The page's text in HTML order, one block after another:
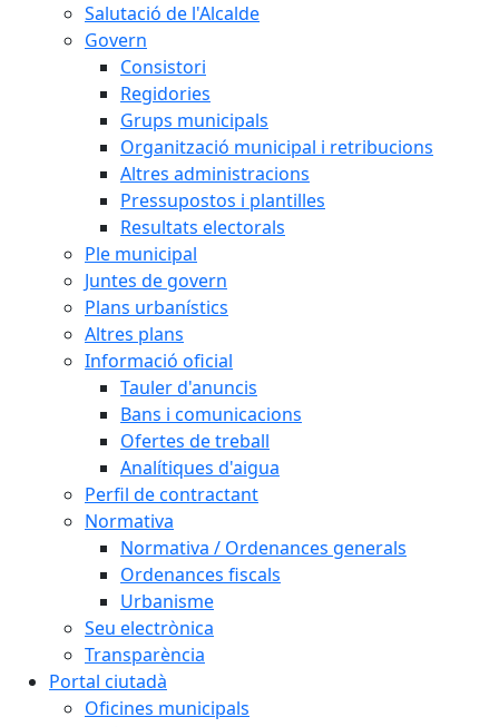
Salutació de l'Alcalde
Govern
Consistori
Regidories
Grups municipals
Organització municipal i retribucions
Altres administracions
Pressupostos i plantilles
Resultats electorals
Ple municipal
Juntes de govern
Plans urbanístics
Altres plans
Informació oficial
Tauler d'anuncis
Bans i comunicacions
Ofertes de treball
Analítiques d'aigua
Perfil de contractant
Normativa
Normativa / Ordenances generals
Ordenances fiscals
Urbanisme
Seu electrònica
Transparència
Portal ciutadà
Oficines municipals